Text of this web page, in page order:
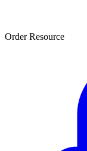
Order Resource